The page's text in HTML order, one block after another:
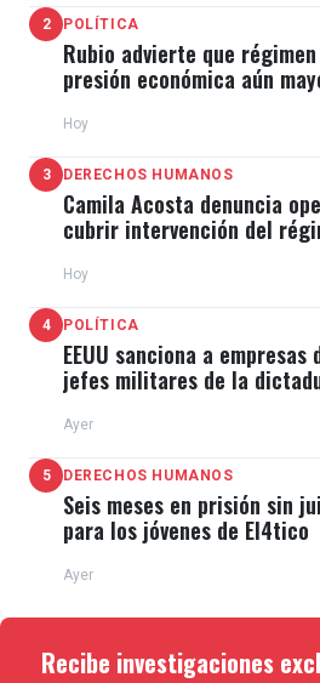
2 POLÍTICA
Rubio advierte que
presión económica aún
Hoy
3 DERECHOS HUMANOS
Camila Acosta denuncia
cubrir intervención del
Hoy
4 POLÍTICA
EEUU sanciona a
jefes militares de la
Ayer
5 DERECHOS HUMANOS
Seis meses en prisión sin
para los jóvenes de El4tico
Ayer
Recibe investigaciones